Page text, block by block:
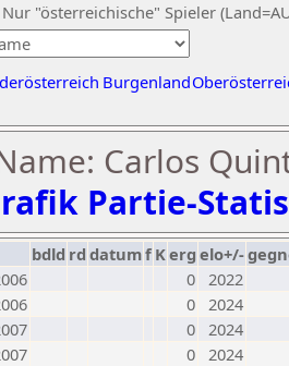
Nur "österreichische" Spieler
Burgenland
Carlos
Partie-
bdld rd datumf Kerg elo+/-
0 2022
0 2024
0 2024
0 2024